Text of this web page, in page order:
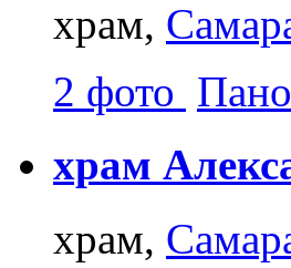
храм,
2 фото
храм
храм,